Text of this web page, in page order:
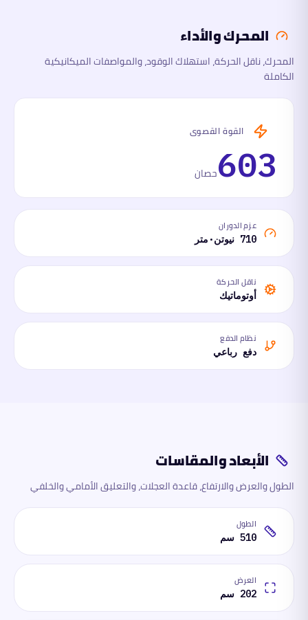
الأبعاد
ما
لها
وما
عليها
المحرك والأداء
المحرك، ناقل الحركة، استهلاك الوقود، والمواصفات الميكانيكية
الكاملة
القوة القصوى
603حصان
عزم الدوران
710 نيوتن·متر
ناقل الحركة
أوتوماتيك
نظام الدفع
دفع رباعي
الأبعاد والمقاسات
الطول والعرض والارتفاع، قاعدة العجلات، والتعليق الأمامي والخلفي
الطول
510 سم
العرض
202 سم